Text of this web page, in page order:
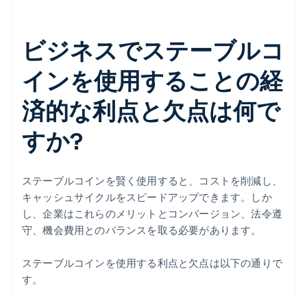
ビジネスでステーブルコ
インを使用することの経
済的な利点と欠点は何で
すか?
ステーブルコインを賢く使用すると、コストを削減し、
キャッシュサイクルをスピードアップできます。しか
し、企業はこれらのメリットとコンバージョン、法令遵
守、機会費用とのバランスを取る必要があります。
ステーブルコインを使用する利点と欠点は以下の通りで
す。